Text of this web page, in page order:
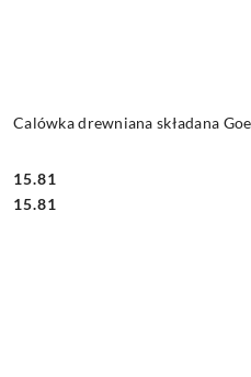
Calówka drewniana składana
Cena:
15.81
Cena:
15.81